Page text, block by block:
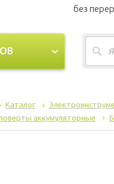
без
Каталог
аккумуляторные